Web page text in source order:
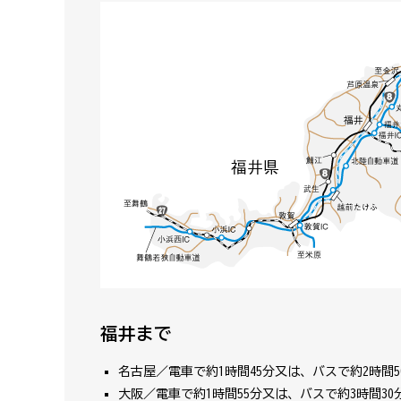
福井まで
名古屋／電車で約1時間45分又は、バスで約2時間
大阪／電車で約1時間55分又は、バスで約3時間30